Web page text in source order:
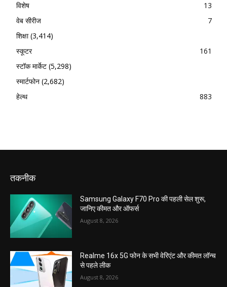
विशेष
13
वेब सीरीज
7
शिक्षा(3,414)
स्कूटर
161
स्टॉक मार्केट (5,298)
स्मार्टफोन (2,682)
हेल्थ
883
तकनीक
Samsung Galaxy F70 Pro की पहली सेल शुरू,
जानिए कीमत और ऑफर्स
August 8, 2026
Realme 16x 5G फोन के सभी वेरिएंट और कीमत लॉन्च
से पहले लीक
August 8, 2026